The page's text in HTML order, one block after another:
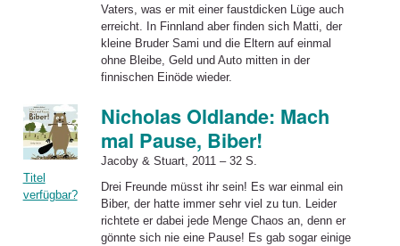
Vaters, was er mit einer faustdicken Lüge auch
erreicht. In Finnland aber finden sich Matti, der
kleine Bruder Sami und die Eltern auf einmal
ohne Bleibe, Geld und Auto mitten in der
finnischen Einöde wieder.
Titel
verfügbar?
Nicholas Oldlande: Mach
mal Pause, Biber!
Jacoby & Stuart, 2011 – 32 S.
Drei Freunde müsst ihr sein! Es war einmal ein
Biber, der hatte immer sehr viel zu tun. Leider
richtete er dabei jede Menge Chaos an, denn er
gönnte sich nie eine Pause! Es gab sogar einige